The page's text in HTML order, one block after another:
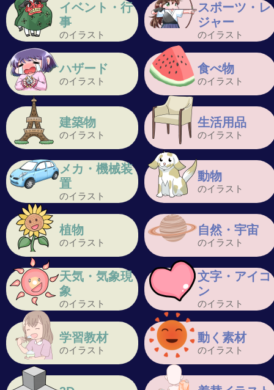
イベント・行
事
のイラスト
スポーツ・レ
ジャー
のイラスト
ハザード
のイラスト
食べ物
のイラスト
建築物
のイラスト
生活用品
のイラスト
メカ・機械装
置
のイラスト
動物
のイラスト
植物
のイラスト
自然・宇宙
のイラスト
天気・気象現
象
のイラスト
文字・アイコ
ン
のイラスト
学習教材
のイラスト
動く素材
のイラスト